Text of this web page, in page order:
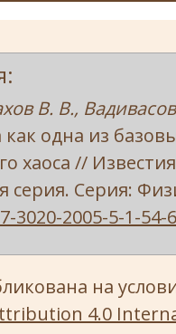
В. В.,
одна из
хаоса //
серия. Серия:
3020-2005-5-1-54-
на
4.0